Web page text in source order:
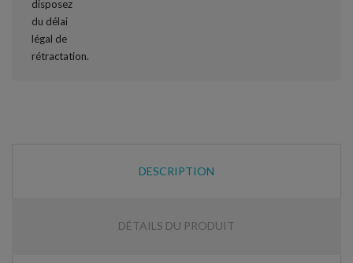
DESCRIPTION
DÉTAILS DU PRODUIT